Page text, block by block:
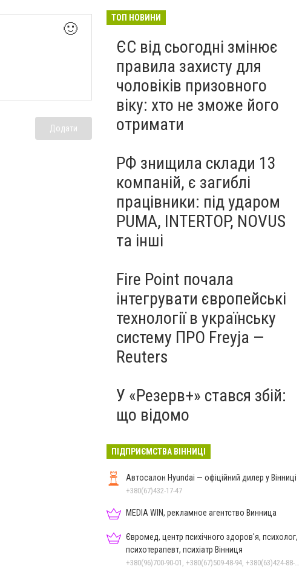
🙂
Додати
ТОП НОВИНИ
ЄС від сьогодні змінює
правила захисту для
чоловіків призовного
віку: хто не зможе його
отримати
РФ знищила склади 13
компаній, є загиблі
працівники: під ударом
PUMA, INTERTOP, NOVUS
та інші
Fire Point почала
інтегрувати європейські
технології в українську
систему ПРО Freyja —
Reuters
У «Резерв+» стався збій:
що відомо
ПІДПРИЄМСТВА ВІННИЦІ
Автосалон Hyundai — офіційний дилер у Вінниці
+380(67)432-17-47
MEDIA WIN, рекламное агентство Винница
Євромед, центр психічного здоров'я, психолог,
психотерапевт, психіатр Вінниця
+380(96)700-90-01, +380(67)509-48-94, +380(63)424-88-30